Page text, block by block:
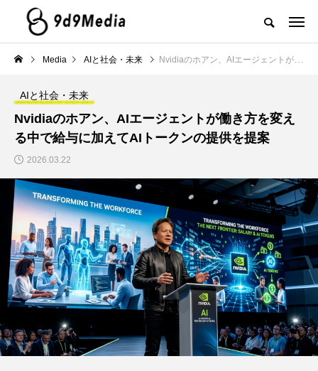
Media AIと社会・未来 Nvidiaのホアン、AIエージェントが働き方を変える中で給与に加えてAIトークンの提供を提案
AIと社会・未来
Nvidiaのホアン、AIエージェントが働き方を変え
る中で給与に加えてAIトークンの提供を提案
2026.03.22